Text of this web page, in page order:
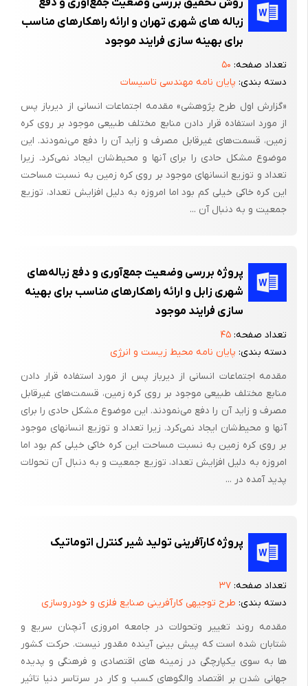
هزینه های تصفیه دفع ، قیمت مواد اولیه و نیروی کار رو به تزاید
گذاشت ،‌ کاهش ضایعات تولید از اهمیت بیشتری برخوردار گردید و
کشورهای صنعتی راهبردهای جدیدی برای کاهش ضایعات تعریف
کردند.
نحوی که سبب کاهش کمیت و سمیت زایدات تولیدی بعد از عمر
مفید محصول شود . کاهش از مبدأ ابزار مدیریت زایدات نیست ، ولی
می‌تواند اثر مثبتی روی سیستم‌های مدیریت زایدات داشته باشد . (‌
EPA , 1989)
وجود زباله در نهر ها ،‌حاشیه‌ی خیابانها و کوچه‌ها، نشانه‌هایی از پایین
بودن آگاهی مردم به نقش خود در این سیستم است . در مرحله‌ی
اگر چه بازیافت شیوه‌ی جدیدی نیست ،‌ولی بازیافت زباله‌های شهری
هر روز اهمیت بیشتری پیدا می‌کند زیرا مردم ، صاحبان صنایع و دولت
با مشکلات روز افزون زباله دست و پنجه نرم می‌کنند ،‌ بازیافت زباله
فقط جداسازی و جمع آوری مواد بعد از مصرف نیست . اینها اولین قدم
بازیافت‌اند . مواد جمع آوری شده باید دوباره پردازش شده یا در
پروسه‌های صنعتی ،‌به محصولات دیگر تبدیل شوند و سپس به
مصرف برسند. بنابراین زمانی که مواد و محصولات دوباره مورد استفاده
قرار گیرند، چرخه‌ی بازیافت کامل شده است .
پردازش عبارت است از انجام عملیات مشخص روی مواد زاید جامد برای
تهیه مواد و انرژی از آن. بازیافت مواد می‌تواند به دو روش مسیر
بسته یا مسیر باز انجام گیرد. در روش مسیر بسته ، مواد بازیافتی
در روش مسیر باز ،‌مواد بازیافتی ، به عنوان نقطه‌ی شروع و یا مواد
خام در فرآیند تولیدی دیگری مورد استفاده قرار می‌گیرند. روش های
جداسازی و بازیافت در هر مورد از ویژگی‌های خاصی برخوردار است
.بازیافت مواد ، کار ساده و استانداردی نیست و به ویژگی‌های مواد زاید
جامد شهری بستگی دارد . ولی شیوه‌های استانداردی وجود دارد که
سال‌هاست برای بازیافت مواد مورد استفاده قرار گرفته است .
روش تحقیق بررسی وضعیت جمع‌آوری و دفع
زباله‌ های شهری تهران و ارائه راهکارهای مناسب
برای بهینه‌ سازی فرایند موجود
تعداد صفحه: ۵۰
دسته بندی: پایان نامه مهندسی تاسیسات
«گزارش اول طرح پژوهشی» مقدمه اجتماعات انسانی از دیرباز پس
از مورد استفاده قرار دادن منابع مختلف طبیعی موجود بر روی کره
زمین، قسمت‌های غیرقابل مصرف و زاید آن را دفع می‌نمودند. این
موضوع مشکل حادی را برای آنها و محیط‌شان ایجاد نمی‌کرد. زیرا
تعداد و توزیع انسانهای موجود بر روی کره زمین به نسبت مساحت
این کره خاکی خیلی کم بود اما امروزه به دلیل افزایش تعداد، توزیع
جمعیت و به دنبال آن ...
پروژه بررسی وضعیت جمع‌آوری و دفع زباله‌های
شهری زابل و ارائه راهکارهای مناسب برای بهینه‌
سازی فرایند موجود
تعداد صفحه: ۴۵
دسته بندی: پایان نامه محیط زیست و انرژی
مقدمه اجتماعات انسانی از دیرباز پس از مورد استفاده قرار دادن
منابع مختلف طبیعی موجود بر روی کره زمین، قسمت‌های غیرقابل
مصرف و زاید آن را دفع می‌نمودند. این موضوع مشکل حادی را برای
آنها و محیط‌شان ایجاد نمی‌کرد. زیرا تعداد و توزیع انسانهای موجود
بر روی کره زمین به نسبت مساحت این کره خاکی خیلی کم بود اما
امروزه به دلیل افزایش تعداد، توزیع جمعیت و به دنبال آن تحولات
پدید آمده در ...
پروژه کارآفرینی تولید شیر کنترل اتوماتیک
تعداد صفحه: ۳۷
دسته بندی: طرح توجیهی کارآفرینی صنایع فلزی و خودروسازی
مقدمه روند تغییر وتحولات در جامعه امروزی آنچنان سریع و
شتابان شده است که پیش بینی آینده مقدور نیست. حرکت کشور
ها به سوی یکپارچگی در زمینه های اقتصادی و فرهنگی و پدیده
جهانی شدن بر اقتصاد والگوهای کسب و کار در سرتاسر دنیا تاثیر